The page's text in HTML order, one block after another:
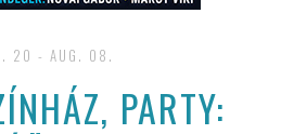
20 - AUG. 08.
PARTY: